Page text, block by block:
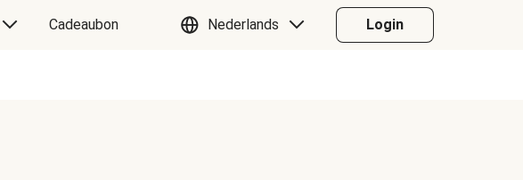
Cadeaubon Nederlands Login